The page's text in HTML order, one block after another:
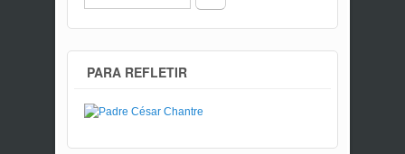
PARA REFLETIR